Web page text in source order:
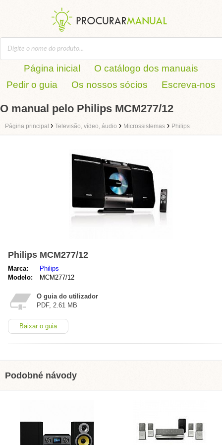
Página inicial
O catálogo dos manuais
Pedir o guia
Os nossos sócios Escreva-nos
O manual pelo Philips MCM277/12
Página principal › Televisão, vídeo, áudio › Microssistemas › Philips
Philips MCM277/12
Marca:
Philips
Modelo:
MCM277/12
O guia do utilizador
PDF, 2.61 MB
Baixar o guia
Podobné návody